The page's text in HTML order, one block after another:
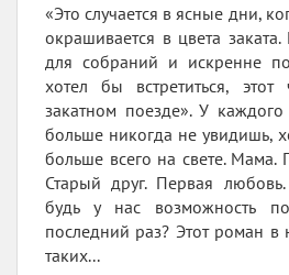
«Это случается в ясные дни,
окрашивается в цвета
для собраний и искренне
хотел бы встретиться,
закатном поезде». У каждого
больше никогда не увидишь,
больше всего на свете. Мама.
Старый друг. Первая
будь у нас возможность
последний раз? Этот роман в
таких...